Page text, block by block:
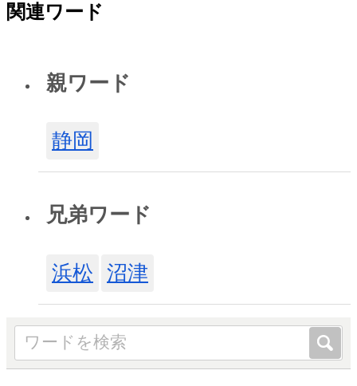
関連ワード
親ワード
静岡
兄弟ワード
浜松 沼津